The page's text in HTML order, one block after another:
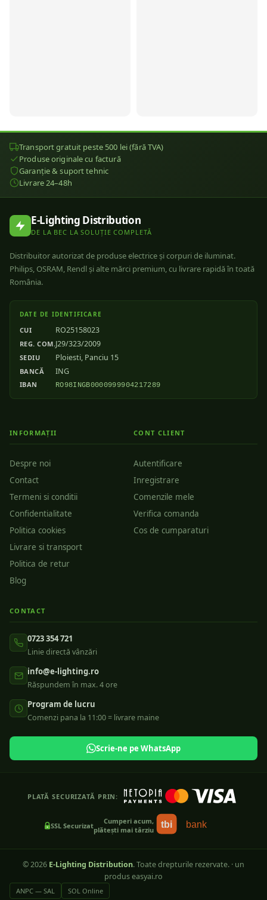
Transport gratuit peste 500 lei (fără TVA)
Produse originale cu factură
Garanție & suport tehnic
Livrare 24–48h
E-Lighting Distribution
DE LA BEC LA SOLUȚIE COMPLETĂ
Distribuitor autorizat de produse electrice și corpuri de iluminat.
Philips, OSRAM, Rendl și alte mărci premium, cu livrare rapidă în toată
România.
DATE DE IDENTIFICARE
CUI RO25158023
REG. COM.J29/323/2009
SEDIU Ploiesti, Panciu 15
BANCĂ ING
IBAN RO98INGB0000999904217289
INFORMAȚII
Despre noi
Contact
Termeni si conditii
Confidentialitate
Politica cookies
Livrare si transport
Politica de retur
Blog
CONT CLIENT
Autentificare
Inregistrare
Comenzile mele
Verifica comanda
Cos de cumparaturi
CONTACT
0723 354 721
Linie directă vânzări
info@e-lighting.ro
Răspundem în max. 4 ore
Program de lucru
Comenzi pana la 11:00 = livrare maine
Scrie-ne pe WhatsApp
PLATĂ SECURIZATĂ PRIN:
SSL Securizat
Cumperi acum,
plătești mai târziu
tbi bank
©2026 E-Lighting Distribution. Toate drepturile rezervate. · un
produs easyai.ro
ANPC — SAL SOL Online